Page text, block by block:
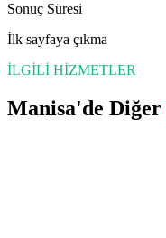
Sonuç Süresi
İlk sayfaya çıkma
İLGİLİ HİZMETLER
Manisa'de Diğer